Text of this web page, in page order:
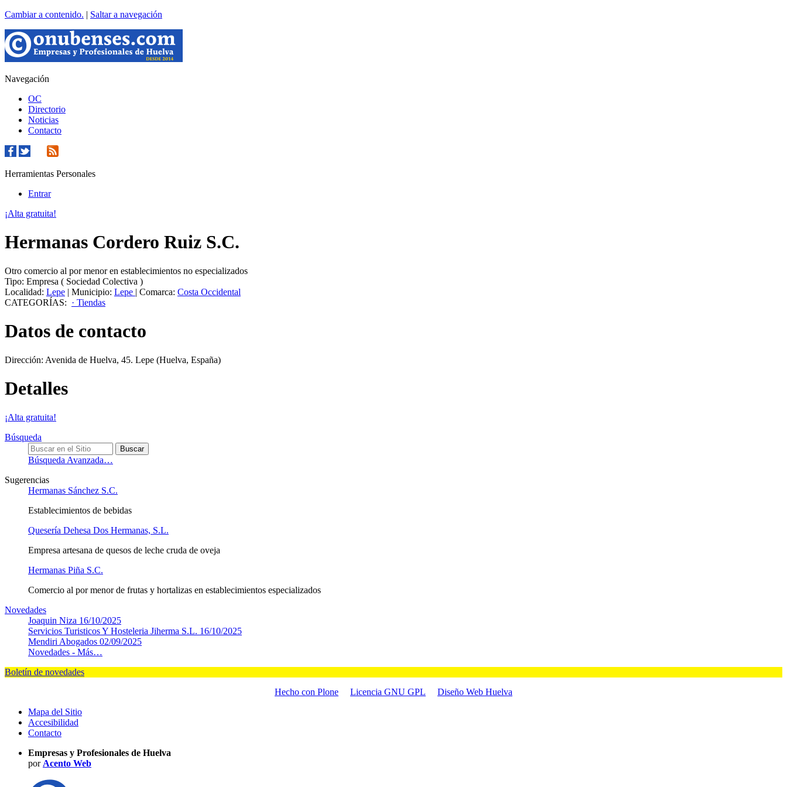
Cambiar a contenido. | Saltar a navegación
Navegación
OC
Directorio
Noticias
Contacto
Herramientas Personales
Entrar
¡Alta gratuita!
Hermanas Cordero Ruiz S.C.
Otro comercio al por menor en establecimientos no especializados
Tipo: Empresa ( Sociedad Colectiva )
Localidad: Lepe | Municipio: Lepe | Comarca: Costa Occidental
CATEGORÍAS: · Tiendas
Datos de contacto
Dirección: Avenida de Huelva, 45. Lepe (Huelva, España)
Detalles
¡Alta gratuita!
Búsqueda
Búsqueda Avanzada…
Sugerencias
Hermanas Sánchez S.C.
Establecimientos de bebidas
Quesería Dehesa Dos Hermanas, S.L.
Empresa artesana de quesos de leche cruda de oveja
Hermanas Piña S.C.
Comercio al por menor de frutas y hortalizas en establecimientos especializados
Novedades
Joaquin Niza 16/10/2025
Servicios Turisticos Y Hosteleria Jiherma S.L. 16/10/2025
Mendiri Abogados 02/09/2025
Novedades - Más…
Boletín de novedades
Hecho con Plone
Licencia GNU GPL
Diseño Web Huelva
Mapa del Sitio
Accesibilidad
Contacto
Empresas y Profesionales de Huelva
por Acento Web